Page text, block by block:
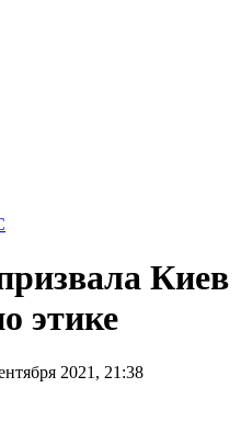
Киев
этике
2021, 21:38